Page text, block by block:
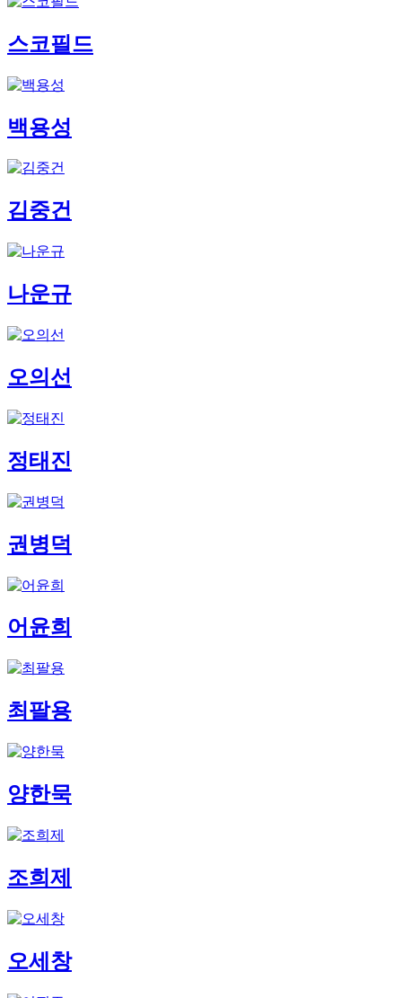
스코필드
백용성
김중건
나운규
오의선
정태진
권병덕
어윤희
최팔용
양한묵
조희제
오세창